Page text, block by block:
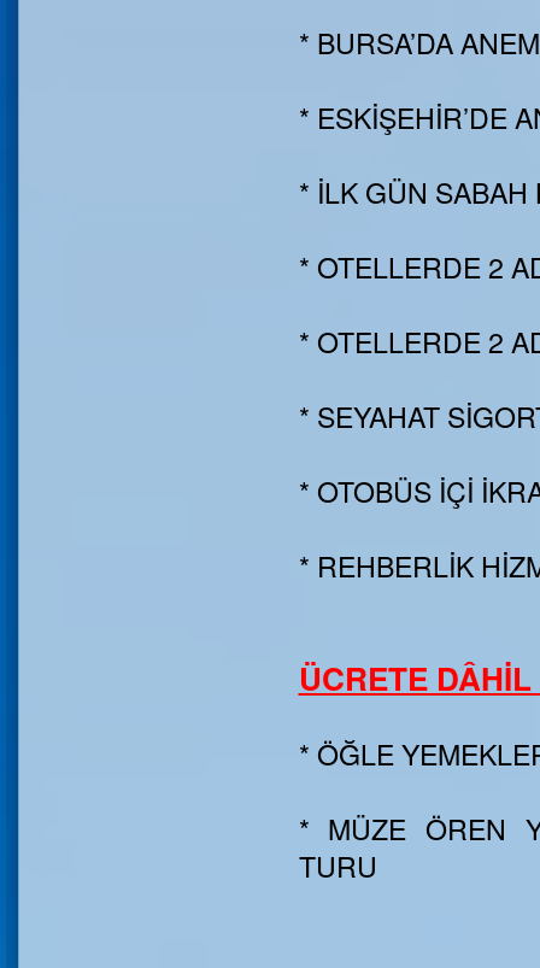
* BURSA’DA
* ESKİŞEHİR’DE
* İLK GÜN SABAH
* OTELLERDE 2
* OTELLERDE 2
* SEYAHAT
* OTOBÜS İÇİ
* REHBERLİK
ÜCRETE
* ÖĞLE
* MÜZE ÖREN
TURU